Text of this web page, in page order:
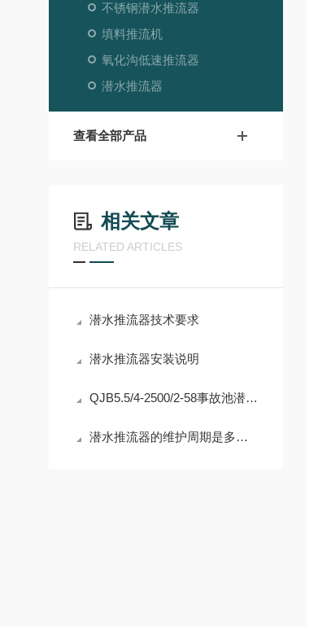
不锈钢潜水推流器
填料推流机
氧化沟低速推流器
潜水推流器
查看全部产品
相关文章
RELATED ARTICLES
潜水推流器技术要求
潜水推流器安装说明
QJB5.5/4-2500/2-58事故池潜水推流器简介
潜水推流器的维护周期是多长时间